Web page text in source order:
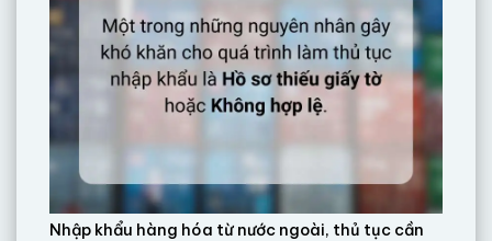
Nhập khẩu hàng hóa từ nước ngoài, thủ tục cần